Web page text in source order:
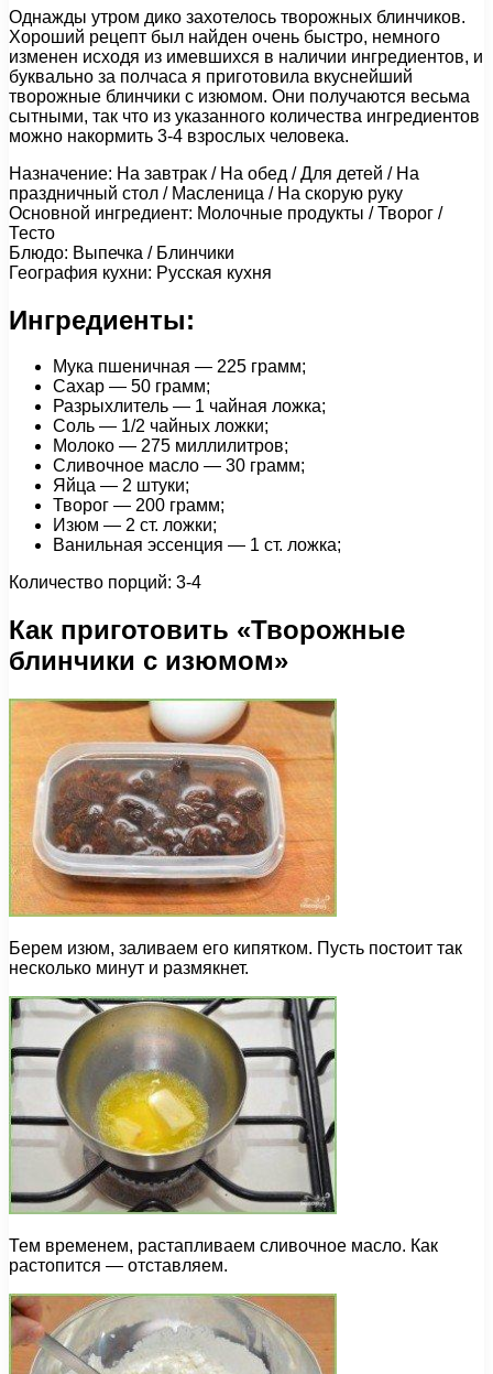
Однажды утром дико захотелось творожных блинчиков.
Хороший рецепт был найден очень быстро, немного
изменен исходя из имевшихся в наличии ингредиентов, и
буквально за полчаса я приготовила вкуснейший
творожные блинчики с изюмом. Они получаются весьма
сытными, так что из указанного количества ингредиентов
можно накормить 3-4 взрослых человека.
Назначение: На завтрак / На обед / Для детей / На
праздничный стол / Масленица / На скорую руку
Основной ингредиент: Молочные продукты / Творог /
Тесто
Блюдо: Выпечка / Блинчики
География кухни: Русская кухня
Ингредиенты:
Мука пшеничная — 225 грамм;
Сахар — 50 грамм;
Разрыхлитель — 1 чайная ложка;
Соль — 1/2 чайных ложки;
Молоко — 275 миллилитров;
Сливочное масло — 30 грамм;
Яйца — 2 штуки;
Творог — 200 грамм;
Изюм — 2 ст. ложки;
Ванильная эссенция — 1 ст. ложка;
Количество порций: 3-4
Как приготовить «Творожные
блинчики с изюмом»
Берем изюм, заливаем его кипятком. Пусть постоит так
несколько минут и размякнет.
Тем временем, растапливаем сливочное масло. Как
растопится — отставляем.